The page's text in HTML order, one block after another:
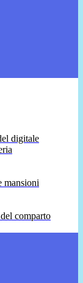
digitale
mansioni
comparto